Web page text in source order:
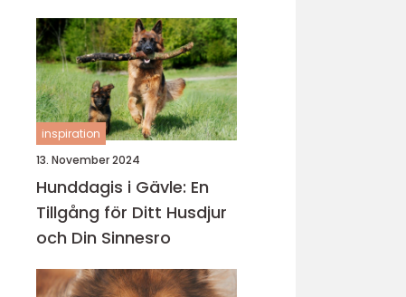
ridupplevelser
inspiration
13. November 2024
Hunddagis i Gävle: En
Tillgång för Ditt Husdjur
och Din Sinnesro